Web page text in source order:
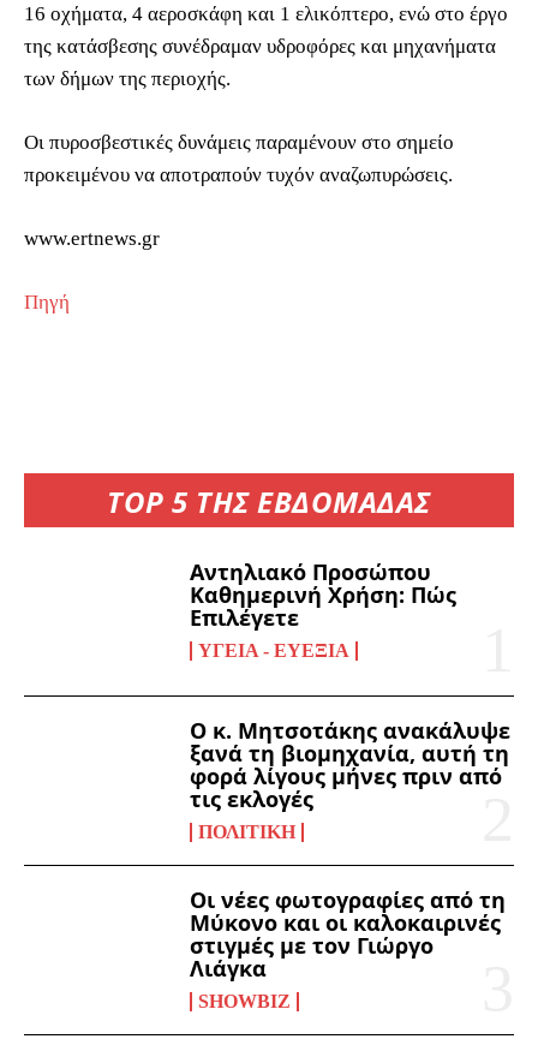
TOP 5 ΤΗΣ ΕΒΔΟΜΑΔΑΣ
Αντηλιακό Προσώπου
Καθημερινή Χρήση: Πώς
Επιλέγετε
ΥΓΕΊΑ - ΕΥΕΞΊΑ
Ο κ. Μητσοτάκης ανακάλυψε
ξανά τη βιομηχανία, αυτή τη
φορά λίγους μήνες πριν από
τις εκλογές
ΠΟΛΙΤΙΚΉ
Οι νέες φωτογραφίες από τη
Μύκονο και οι καλοκαιρινές
στιγμές με τον Γιώργο
Λιάγκα
SHOWBIZ
16 οχήματα, 4 αεροσκάφη και 1 ελικόπτερο, ενώ στο έργο
της κατάσβεσης συνέδραμαν υδροφόρες και μηχανήματα
των δήμων της περιοχής.
Οι πυροσβεστικές δυνάμεις παραμένουν στο σημείο
προκειμένου να αποτραπούν τυχόν αναζωπυρώσεις.
www.ertnews.gr
Πηγή